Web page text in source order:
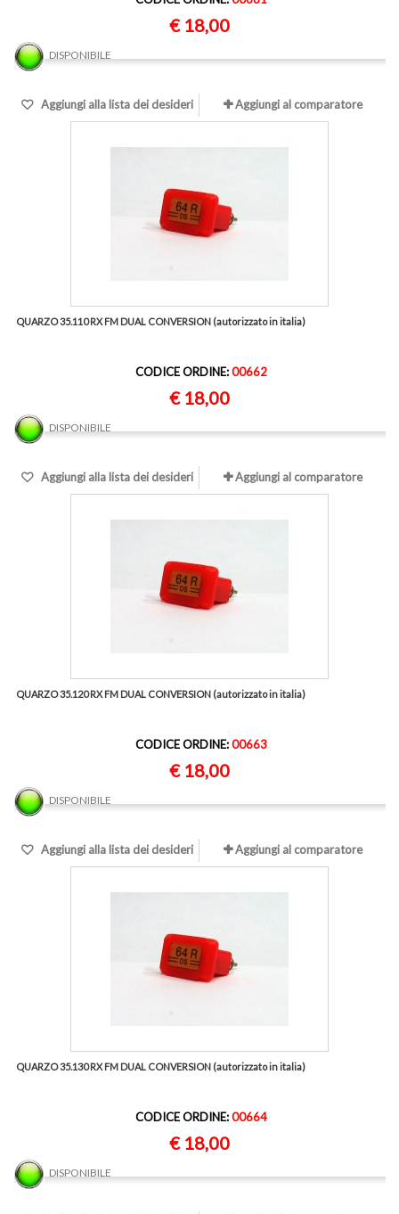
€ 18,00
DISPONIBILE
Aggiungi alla lista dei desideri Aggiungi al comparatore
QUARZO 35.110 RX FM DUAL CONVERSION (autorizzato in italia)
CODICE ORDINE:00662
€ 18,00
DISPONIBILE
Aggiungi alla lista dei desideri Aggiungi al comparatore
QUARZO 35.120 RX FM DUAL CONVERSION (autorizzato in italia)
CODICE ORDINE:00663
€ 18,00
DISPONIBILE
Aggiungi alla lista dei desideri Aggiungi al comparatore
QUARZO 35.130 RX FM DUAL CONVERSION (autorizzato in italia)
CODICE ORDINE:00664
€ 18,00
DISPONIBILE